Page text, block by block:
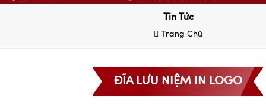
Tin Tức
Trang Chủ
ĐĨA LƯU NIỆM IN LOGO